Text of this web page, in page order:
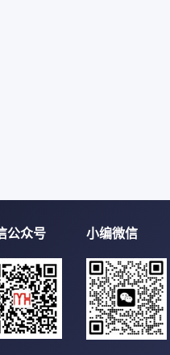
公众号 小编微信